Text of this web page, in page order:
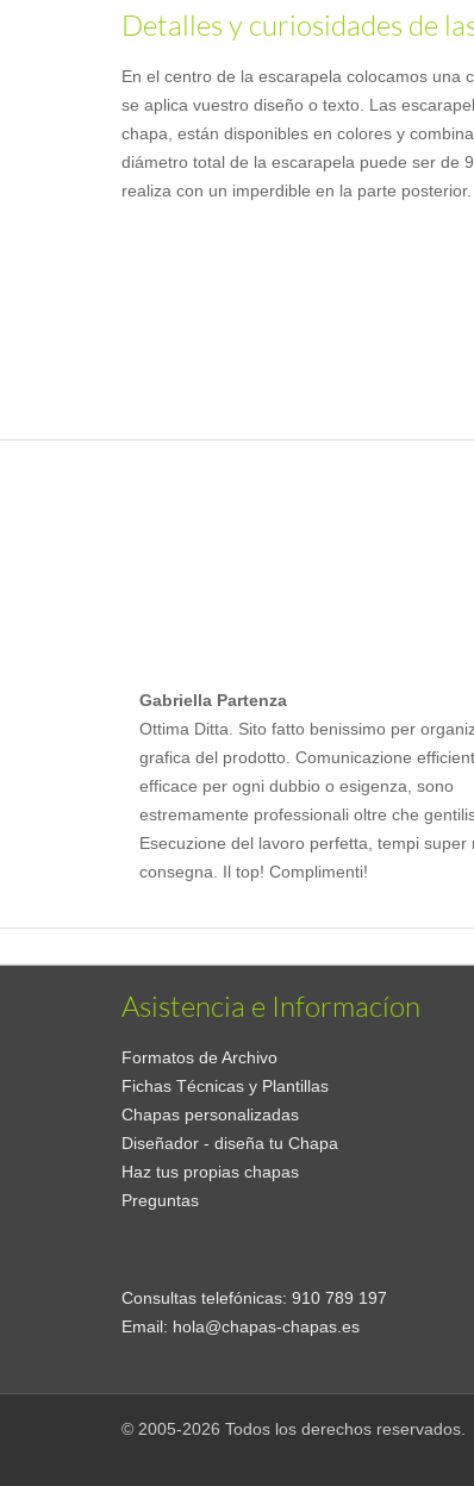
Detalles y curiosidades de
En el centro de la escarapela colocamos una
se aplica vuestro diseño o texto. Las
chapa, están disponibles en colores y
diámetro total de la escarapela puede ser de
realiza con un imperdible en la parte posterior.
Gabriella Partenza
Ottima Ditta. Sito fatto benissimo per
grafica del prodotto. Comunicazione
efficace per ogni dubbio o esigenza, sono
estremamente professionali oltre che
Esecuzione del lavoro perfetta, tempi super
consegna. Il top! Complimenti!
Asistencia e Informacíon
Formatos de Archivo
Fichas Técnicas y Plantillas
Chapas personalizadas
Diseñador - diseña tu Chapa
Haz tus propias chapas
Preguntas
Consultas telefónicas: 910 789 197
Email: hola@chapas-chapas.es
© 2005-2026 Todos los derechos reservados.